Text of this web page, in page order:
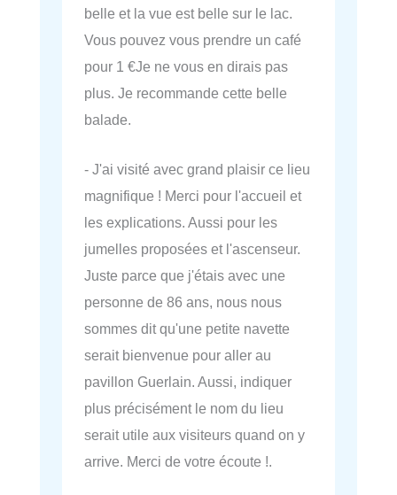
belle et la vue est belle sur le lac.
Vous pouvez vous prendre un café
pour 1 €Je ne vous en dirais pas
plus. Je recommande cette belle
balade.
- J'ai visité avec grand plaisir ce lieu
magnifique ! Merci pour l'accueil et
les explications. Aussi pour les
jumelles proposées et l'ascenseur.
Juste parce que j'étais avec une
personne de 86 ans, nous nous
sommes dit qu'une petite navette
serait bienvenue pour aller au
pavillon Guerlain. Aussi, indiquer
plus précisément le nom du lieu
serait utile aux visiteurs quand on y
arrive. Merci de votre écoute !.